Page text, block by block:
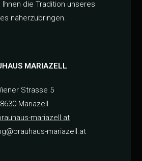
die Tradition unseres
näherzubringen.
MARIAZELL
Strasse 5
8630 Mariazell
mariazell.at
mariazell.at